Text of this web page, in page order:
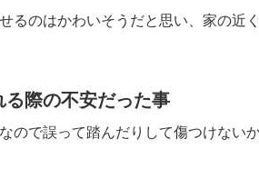
るのはかわいそうだと思い、家の近
る際の不安だった事
ので誤って踏んだりして傷つけない